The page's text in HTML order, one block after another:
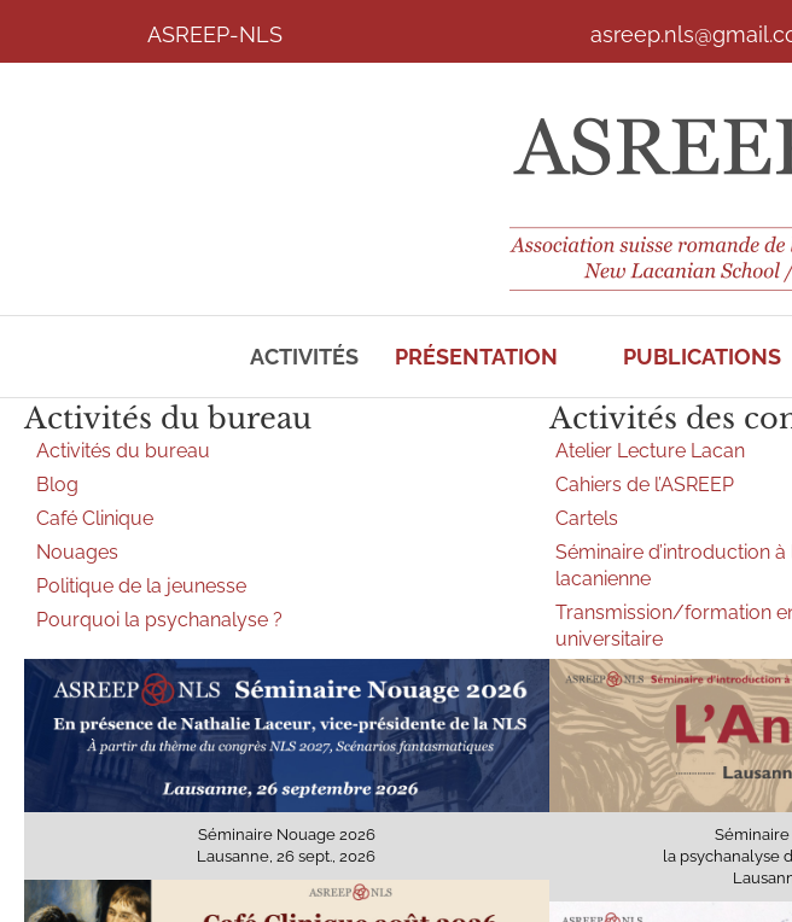
ASREEP-NLS
ACTIVITÉS PRÉSENTATION PUBLICATIONS
Activités du bureau
Activités du bureau
Blog
Café Clinique
Nouages
Politique de la jeunesse
Pourquoi la psychanalyse ?
Activités des
Atelier Lecture Lacan
Cahiers de l’ASREEP
Cartels
Séminaire d’introduction
lacanienne
Transmission/formation
universitaire
Séminaire Nouage 2026
Lausanne, 26 sept., 2026
Séminaire
la psychanalyse